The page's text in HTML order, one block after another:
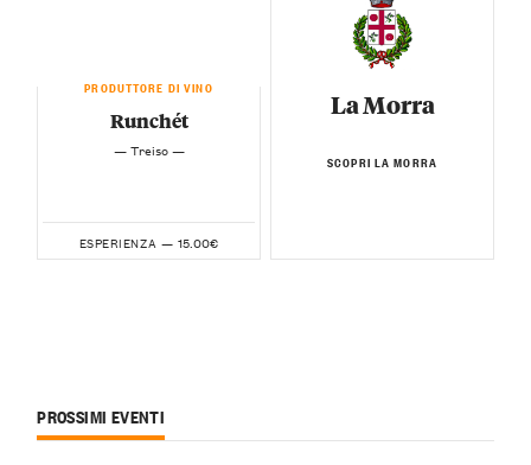
PRODUTTORE DI VINO
Runchét
— Treiso —
ESPERIENZA — 15.00€
La Morra
SCOPRI LA MORRA
PROSSIMI EVENTI